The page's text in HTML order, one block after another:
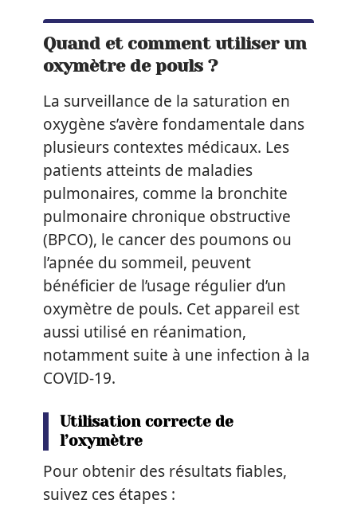
Quand et comment utiliser un
oxymètre de pouls ?
La surveillance de la saturation en
oxygène s’avère fondamentale dans
plusieurs contextes médicaux. Les
patients atteints de maladies
pulmonaires, comme la bronchite
pulmonaire chronique obstructive
(BPCO), le cancer des poumons ou
l’apnée du sommeil, peuvent
bénéficier de l’usage régulier d’un
oxymètre de pouls. Cet appareil est
aussi utilisé en réanimation,
notamment suite à une infection à la
COVID-19.
Utilisation correcte de
l’oxymètre
Pour obtenir des résultats fiables,
suivez ces étapes :